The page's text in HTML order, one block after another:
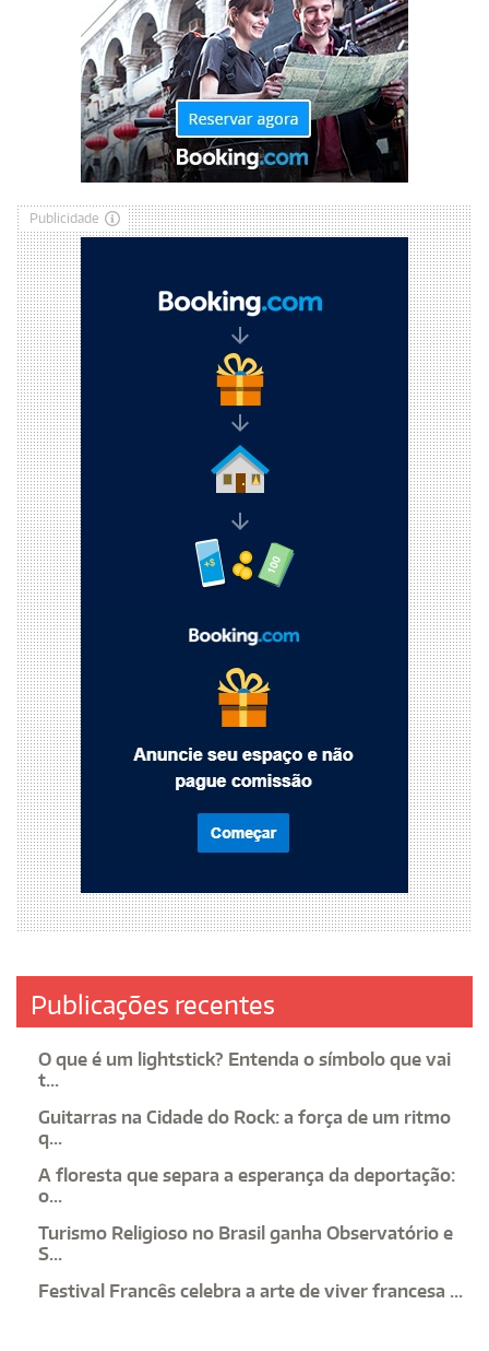
Publicidade
Publicações recentes
O que é um lightstick? Entenda o símbolo que vai
t...
Guitarras na Cidade do Rock: a força de um ritmo
q...
A floresta que separa a esperança da deportação:
o...
Turismo Religioso no Brasil ganha Observatório e
S...
Festival Francês celebra a arte de viver francesa ...